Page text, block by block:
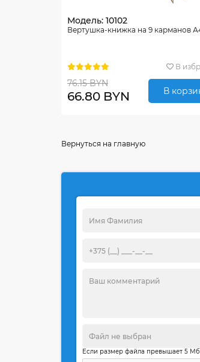
Модель: 10102
Вертушка-книжка на 9 карманов
В
76.15 BYN
66.80 BYN В
Вернуться на главную
Если размер файла превышает 5 Мб